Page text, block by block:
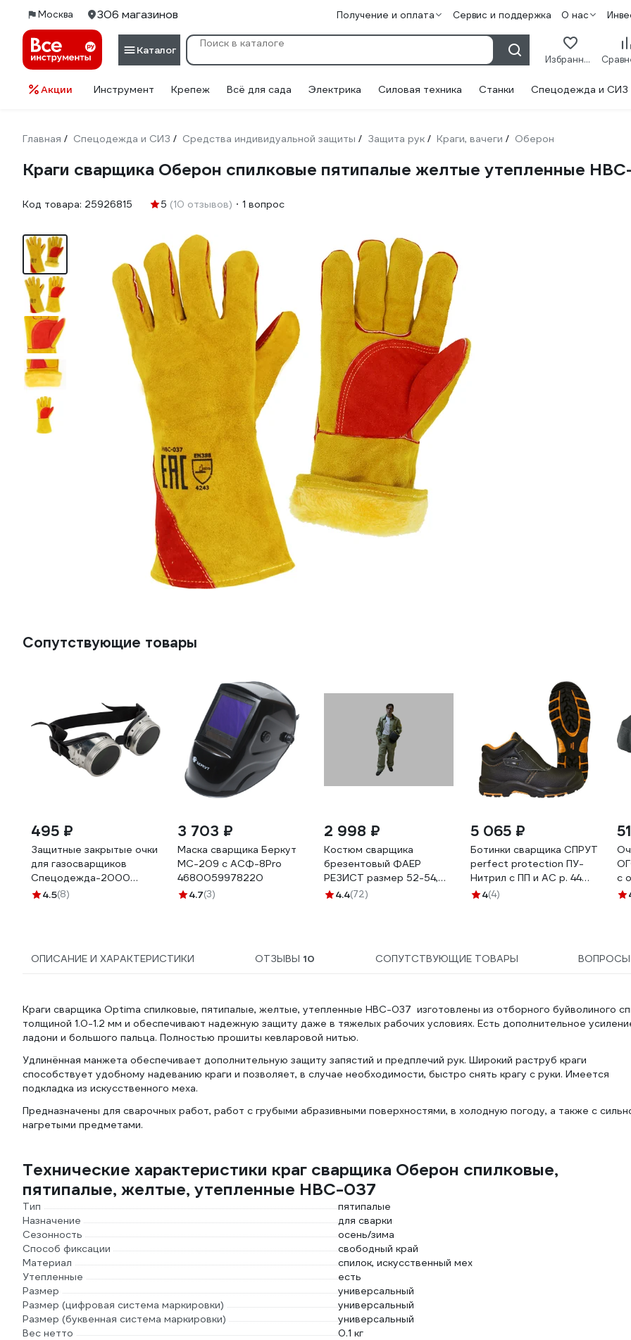
Москва 306 магазинов Получение и оплата Сервис и поддержка О нас
Каталог
Избранное
Акции Инструмент Крепеж Всё для сада Электрика Силовая техника Станки Спецодежда и СИЗ
Главная / Спецодежда и СИЗ / Средства индивидуальной защиты / Защита рук / Краги, вачеги / Оберон
Краги сварщика Оберон спилковые пятипалые желтые утепленные
Код товара: 25926815 5 (10 отзывов) 1 вопрос
Сопутствующие товары
495 ₽
Защитные закрытые очки
для газосварщиков
Спецодежда-2000
ЗН-56 1020
4.5(8)
3 703 ₽
Маска сварщика Беркут
МС-209 с АСФ-8Pro
4680059978220
4.7(3)
2 998 ₽
Костюм сварщика
брезентовый ФАЕР
РЕЗИСТ размер 52-54,
рост 170-176
4.4(72)
5 065 ₽
Ботинки сварщика СПРУТ
perfect protection ПУ-
Нитрил с ПП и АС р. 44
120329
4(4)
с
ОПИСАНИЕ И ХАРАКТЕРИСТИКИ ОТЗЫВЫ 10 СОПУТСТВУЮЩИЕ ТОВАРЫ
Краги сварщика Optima спилковые, пятипалые, желтые, утепленные HBC-037 изготовлены из отборного буйволиного
толщиной 1.0-1.2 мм и обеспечивают надежную защиту даже в тяжелых рабочих условиях. Есть дополнительное
ладони и большого пальца. Полностью прошиты кевларовой нитью.
Удлинённая манжета обеспечивает дополнительную защиту запястий и предплечий рук. Широкий раструб краги
способствует удобному надеванию краги и позволяет, в случае необходимости, быстро снять крагу с руки. Имеется
подкладка из искусственного меха.
Предназначены для сварочных работ, работ с грубыми абразивными поверхностями, в холодную погоду, а также с
нагретыми предметами.
Технические характеристики краг сварщика Оберон спилковые,
пятипалые, желтые, утепленные HBC-037
Тип
пятипалые
Назначение
для сварки
Сезонность
осень/зима
Способ фиксации
свободный край
Материал
спилок, искусственный мех
Утепленные
есть
Размер
универсальный
Размер (цифровая система маркировки)
универсальный
Размер (буквенная система маркировки)
универсальный
Вес нетто
0.1 кг